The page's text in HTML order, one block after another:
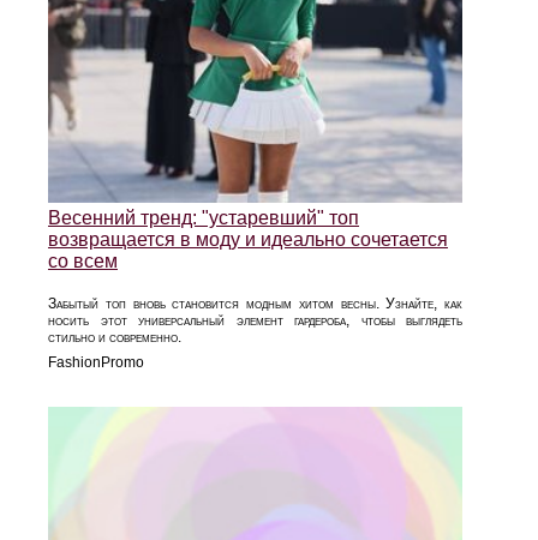
Весенний тренд: "устаревший" топ
возвращается в моду и идеально сочетается
со всем
Забытый топ вновь становится модным хитом весны. Узнайте, как
носить этот универсальный элемент гардероба, чтобы выглядеть
стильно и современно.
FashionPromo